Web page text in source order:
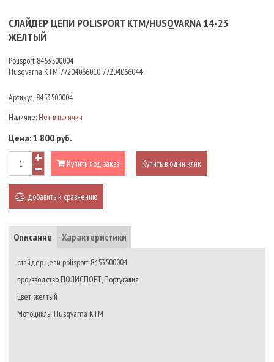
СЛАЙДЕР ЦЕПИ POLISPORT KTM/HUSQVARNA 14-23
ЖЕЛТЫЙ
Polisport 8453500004
Husqvarna KTM 77204066010 77204066044
Артикул: 8453500004
Наличие: Нет в наличии
Цена:1 800 руб.
Купить под заказ Купить в один клик
добавить к сравнению
Описание Характеристики
слайдер цепи polisport 8453500004
производство ПОЛИСПОРТ, Португалия
цвет: желтый
Мотоциклы Husqvarna KTM